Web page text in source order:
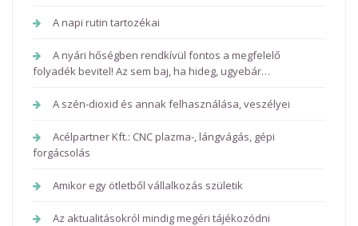
A napi rutin tartozékai
A nyári hőségben rendkívül fontos a megfelelő
folyadék bevitel! Az sem baj, ha hideg, ugyebár…
A szén-dioxid és annak felhasználása, veszélyei
Acélpartner Kft.: CNC plazma-, lángvágás, gépi
forgácsolás
Amikor egy ötletből vállalkozás születik
Az aktualitásokról mindig megéri tájékozódni